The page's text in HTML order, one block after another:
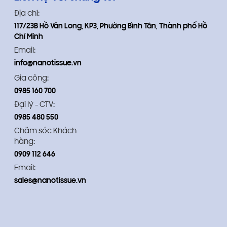
Địa chỉ:
117/23B Hồ Văn Long, KP3, Phường Bình Tân, Thành phố Hồ
Chí Minh
Email:
info@nanotissue.vn
Gia công:
0985 160 700
Đại lý - CTV:
0985 480 550
Chăm sóc Khách
hàng:
0909 112 646
Email:
sales@nanotissue.vn